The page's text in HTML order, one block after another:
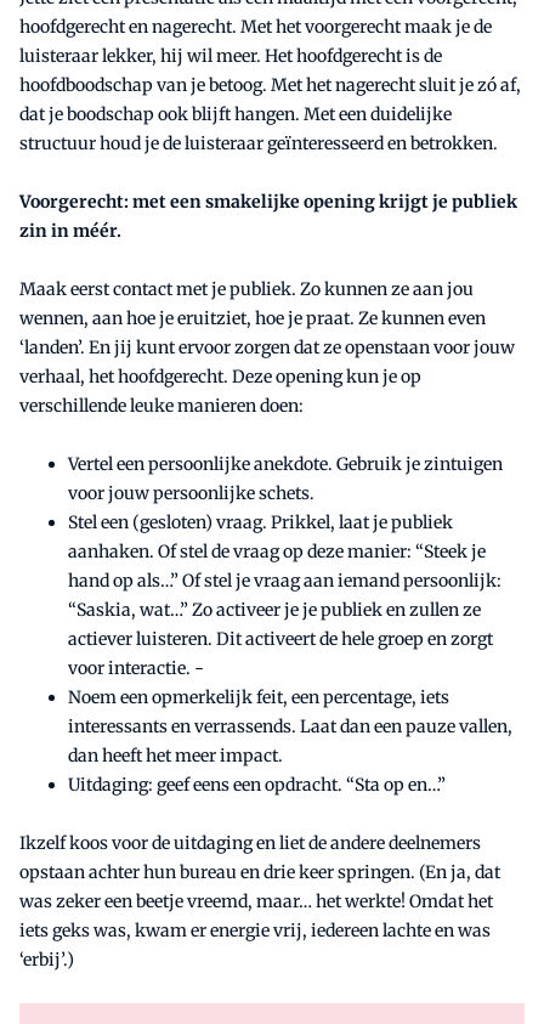
hoofdgerecht en nagerecht. Met het voorgerecht maak je de
luisteraar lekker, hij wil meer. Het hoofdgerecht is de
hoofdboodschap van je betoog. Met het nagerecht sluit je zó af,
dat je boodschap ook blijft hangen. Met een duidelijke
structuur houd je de luisteraar geïnteresseerd en betrokken.
Voorgerecht: met een smakelijke opening krijgt je publiek
zin in méér.
Maak eerst contact met je publiek. Zo kunnen ze aan jou
wennen, aan hoe je eruitziet, hoe je praat. Ze kunnen even
‘landen’. En jij kunt ervoor zorgen dat ze openstaan voor jouw
verhaal, het hoofdgerecht. Deze opening kun je op
verschillende leuke manieren doen:
Vertel een persoonlijke anekdote. Gebruik je zintuigen
voor jouw persoonlijke schets.
Stel een (gesloten) vraag. Prikkel, laat je publiek
aanhaken. Of stel de vraag op deze manier: “Steek je
hand op als…” Of stel je vraag aan iemand persoonlijk:
“Saskia, wat…” Zo activeer je je publiek en zullen ze
actiever luisteren. Dit activeert de hele groep en zorgt
voor interactie. -
Noem een opmerkelijk feit, een percentage, iets
interessants en verrassends. Laat dan een pauze vallen,
dan heeft het meer impact.
Uitdaging: geef eens een opdracht. “Sta op en…”
Ikzelf koos voor de uitdaging en liet de andere deelnemers
opstaan achter hun bureau en drie keer springen. (En ja, dat
was zeker een beetje vreemd, maar… het werkte! Omdat het
iets geks was, kwam er energie vrij, iedereen lachte en was
‘erbij’.)